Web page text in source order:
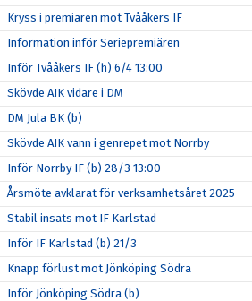
Kryss i premiären mot Tvååkers IF
Information inför Seriepremiären
Inför Tvååkers IF (h) 6/4 13:00
Skövde AIK vidare i DM
DM Jula BK (b)
Skövde AIK vann i genrepet mot Norrby
Inför Norrby IF (b) 28/3 13:00
Årsmöte avklarat för verksamhetsåret 2025
Stabil insats mot IF Karlstad
Inför IF Karlstad (b) 21/3
Knapp förlust mot Jönköping Södra
Inför Jönköping Södra (b)